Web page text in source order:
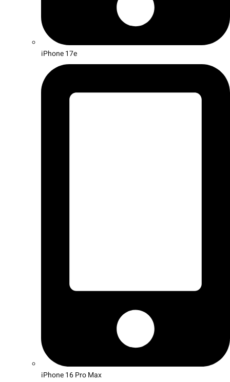
iPhone 17e
iPhone 16 Pro Max